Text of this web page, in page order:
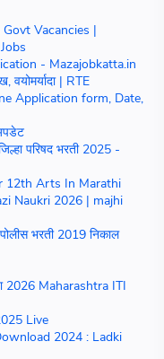
Vacancies |
- Mazajobkatta.in
वयोमर्यादा | RTE
Application form, Date,
परिषद भरती 2025 -
12th Arts In Marathi
Naukri 2026 | majhi
भरती 2019 निकाल
2026 Maharashtra ITI
Live
Download 2024 : Ladki